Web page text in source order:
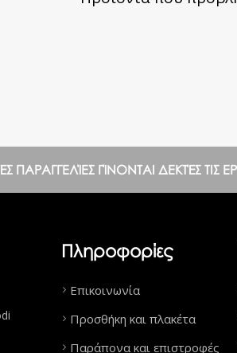
ΠΑΡΑΓΓΕΛΊΕΣ ΓΊΝΟΝΤΑΙ ΔΕΚΤΈΣ ΤΙΣ
Πληροφορίες
Επικοινωνία
Προσθήκη και πλακέτα
Παράπονα και επιστροφές